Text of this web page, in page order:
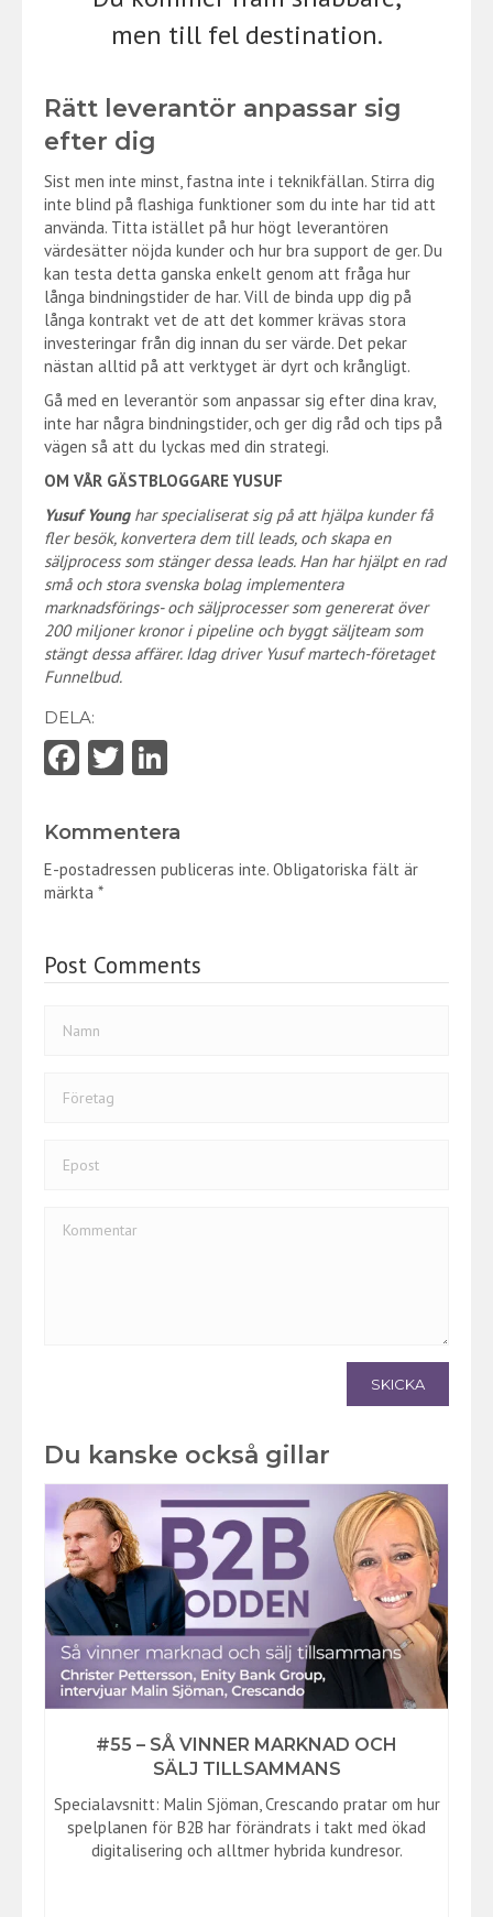
men till fel destination.
Rätt leverantör anpassar sig
efter dig
Sist men inte minst, fastna inte i teknikfällan. Stirra dig
inte blind på flashiga funktioner som du inte har tid att
använda. Titta istället på hur högt leverantören
värdesätter nöjda kunder och hur bra support de ger. Du
kan testa detta ganska enkelt genom att fråga hur
långa bindningstider de har. Vill de binda upp dig på
långa kontrakt vet de att det kommer krävas stora
investeringar från dig innan du ser värde. Det pekar
nästan alltid på att verktyget är dyrt och krångligt.
Gå med en leverantör som anpassar sig efter dina krav,
inte har några bindningstider, och ger dig råd och tips på
vägen så att du lyckas med din strategi.
OM VÅR GÄSTBLOGGARE YUSUF
Yusuf Young har specialiserat sig på att hjälpa kunder få
fler besök, konvertera dem till leads, och skapa en
säljprocess som stänger dessa leads. Han har hjälpt en rad
små och stora svenska bolag implementera
marknadsförings- och säljprocesser som genererat över
200 miljoner kronor i pipeline och byggt säljteam som
stängt dessa affärer. Idag driver Yusuf martech-företaget
Funnelbud.
DELA:
Fa
b
o
o
T
itt
er
e
dI
Kommentera
E-postadressen publiceras inte. Obligatoriska fält är
märkta *
Post Comments
SKICKA
Du kanske också gillar
#55 – SÅ VINNER MARKNAD OCH
SÄLJ TILLSAMMANS
Specialavsnitt: Malin Sjöman, Crescando pratar om hur
spelplanen för B2B har förändrats i takt med ökad
digitalisering och alltmer hybrida kundresor.